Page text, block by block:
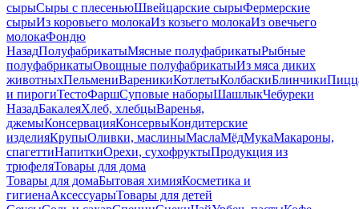
сырыСыры c плесеньюШвейцарские сырыФермерские
сырыИз коровьего молокаИз козьего молокаИз овечьего
молокаФондю
НазадПолуфабрикатыМясные полуфабрикатыРыбные
полуфабрикатыОвощные полуфабрикатыИз мяса диких
животныхПельмениВареникиКотлетыКолбаскиБлинчики
и пирогиТестоФаршСуповые наборыШашлыкЧебуреки
НазадБакалеяХлеб, хлебцыВаренья,
джемыКонсервацияКонсервыКондитерские
изделияКрупыОливки, маслиныМаслаМёдМукаМакароны,
спагеттиНапиткиОрехи, сухофруктыПродукция из
трюфеляТовары для дома
Товары для домаБытовая химияКосметика и
гигиенаАксессуарыТовары для детей